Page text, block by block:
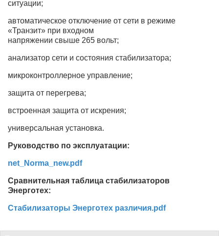
ситуации;
автоматическое отключение от сети в режиме
«Транзит» при входном
напряжении свыше 265 вольт;
анализатор сети и состояния стабилизатора;
микроконтроллерное управление;
защита от перегрева;
встроенная защита от искрения;
универсальная установка.
Руководство по эксплуатации:
net_Norma_new.pdf
Сравнительная таблица стабилизаторов
Энерготех:
Стабилизаторы Энерготех различия.pdf